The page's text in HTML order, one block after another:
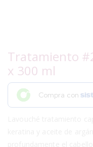
Tratamiento
x 300 ml
Compra con